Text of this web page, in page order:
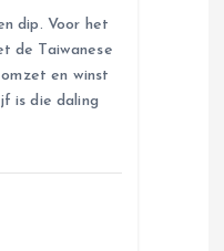
dip. Voor het
de Taiwanese
en winst
is die daling